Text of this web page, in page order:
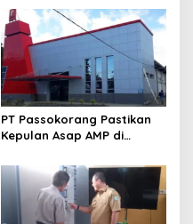
PT Passokorang Pastikan
Kepulan Asap AMP di
Teknis dan Langsung
Dibenahi